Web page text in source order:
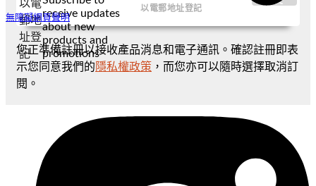
無障礙網頁聲明
以電
郵地
址登
記
receive updates
about new
products and
promotions
您正準備註冊以接收產品消息和電子通訊。確認註冊即表
示您同意我們的 隱私權政策 ，而您亦可以隨時選擇取消訂
閱。